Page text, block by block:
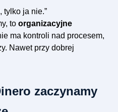
tylko ja nie.”
to organizacyjne
ma kontroli nad procesem,
Nawet przy dobrej
zaczynamy